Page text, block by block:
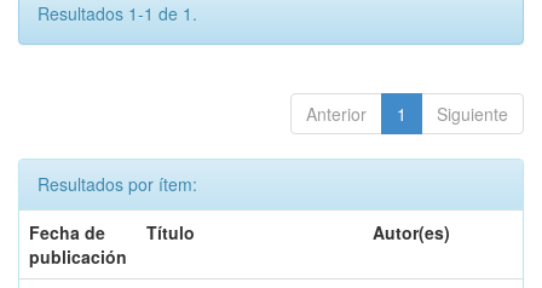
Resultados 1-1 de 1.
Anterior 1 Siguiente
Resultados por ítem:
Fecha de
publicación
Título Autor(es)